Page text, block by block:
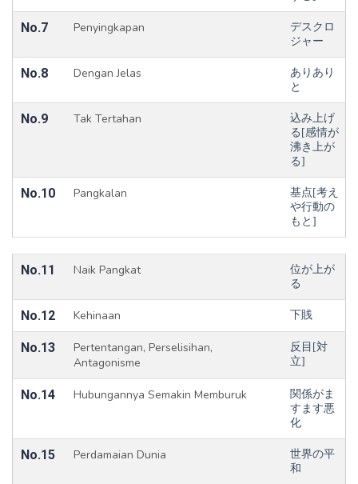
No.7 Penyingkapan
デスクロ
ジャー
No.8 Dengan Jelas
ありあり
と
No.9 Tak Tertahan
込み上げ
る[感情が
沸き上が
る]
No.10 Pangkalan
基点[考え
や行動の
もと]
No.11 Naik Pangkat
位が上が
る
No.12 Kehinaan 下賎
No.13
Pertentangan, Perselisihan,
Antagonisme
反目[対
立]
No.14 Hubungannya Semakin Memburuk
関係がま
すます悪
化
No.15 Perdamaian Dunia
世界の平
和